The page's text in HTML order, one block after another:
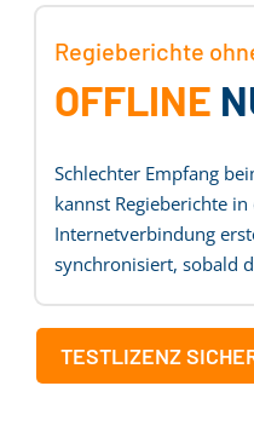
Regieberichte
OFFLINE
Schlechter Empfang
kannst Regieberichte
Internetverbindung
synchronisiert, sobald
TESTLIZENZ